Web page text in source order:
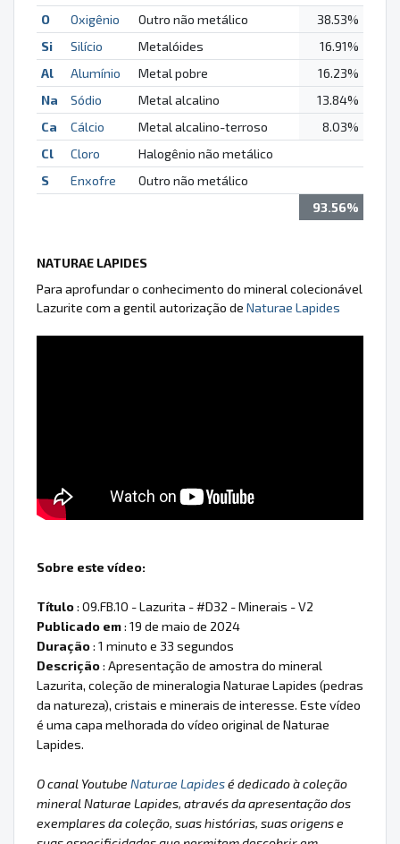
O Oxigênio Outro não metálico
38.53%
Si
Silício Metalóides
16.91%
Al
Alumínio Metal pobre
16.23%
Na
Sódio Metal alcalino
13.84%
Ca
Cálcio Metal alcalino-terroso
8.03%
Cl
Cloro
Halogênio não metálico
S
Enxofre
Outro não metálico
93.56%
NATURAE LAPIDES
Para aprofundar o conhecimento do mineral colecionável
Lazurite com a gentil autorização de Naturae Lapides
Sobre este vídeo:
Título: 09.FB.10 - Lazurita - #D32 - Minerais - V2
Publicado em: 19 de maio de 2024
Duração: 1 minuto e 33 segundos
Descrição: Apresentação de amostra do mineral
Lazurita, coleção de mineralogia Naturae Lapides (pedras
da natureza), cristais e minerais de interesse. Este vídeo
é uma capa melhorada do vídeo original de Naturae
Lapides.
O canal Youtube Naturae Lapidesé dedicado à coleção
mineral Naturae Lapides, através da apresentação dos
exemplares da coleção, suas histórias, suas origens e